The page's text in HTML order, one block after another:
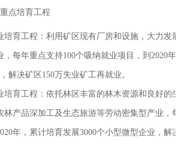
点培育工程
育工程：利用矿区现有厂房和设施，大力发展
，每年重点支持100个吸纳就业项目，到2020年
解决矿区150万失业矿工再就业。
育工程：依托林区丰富的林木资源和良好的生
林产品深加工及生态旅游等劳动密集型产业，
年，累计培育发展3000个小型微型企业，解